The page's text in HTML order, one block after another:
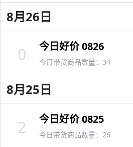
8月26日
今日好价 0826
今日带货商品数量：34
0
8月25日
今日好价 0825
今日带货商品数量：26
2